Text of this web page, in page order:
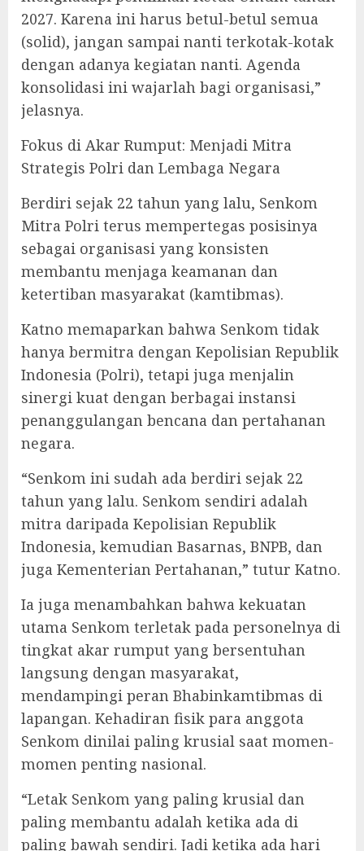
2027. Karena ini harus betul-betul semua
(solid), jangan sampai nanti terkotak-kotak
dengan adanya kegiatan nanti. Agenda
konsolidasi ini wajarlah bagi organisasi,”
jelasnya.
Fokus di Akar Rumput: Menjadi Mitra
Strategis Polri dan Lembaga Negara
Berdiri sejak 22 tahun yang lalu, Senkom
Mitra Polri terus mempertegas posisinya
sebagai organisasi yang konsisten
membantu menjaga keamanan dan
ketertiban masyarakat (kamtibmas).
Katno memaparkan bahwa Senkom tidak
hanya bermitra dengan Kepolisian Republik
Indonesia (Polri), tetapi juga menjalin
sinergi kuat dengan berbagai instansi
penanggulangan bencana dan pertahanan
negara.
“Senkom ini sudah ada berdiri sejak 22
tahun yang lalu. Senkom sendiri adalah
mitra daripada Kepolisian Republik
Indonesia, kemudian Basarnas, BNPB, dan
juga Kementerian Pertahanan,” tutur Katno.
Ia juga menambahkan bahwa kekuatan
utama Senkom terletak pada personelnya di
tingkat akar rumput yang bersentuhan
langsung dengan masyarakat,
mendampingi peran Bhabinkamtibmas di
lapangan. Kehadiran fisik para anggota
Senkom dinilai paling krusial saat momen-
momen penting nasional.
“Letak Senkom yang paling krusial dan
paling membantu adalah ketika ada di
paling bawah sendiri. Jadi ketika ada hari